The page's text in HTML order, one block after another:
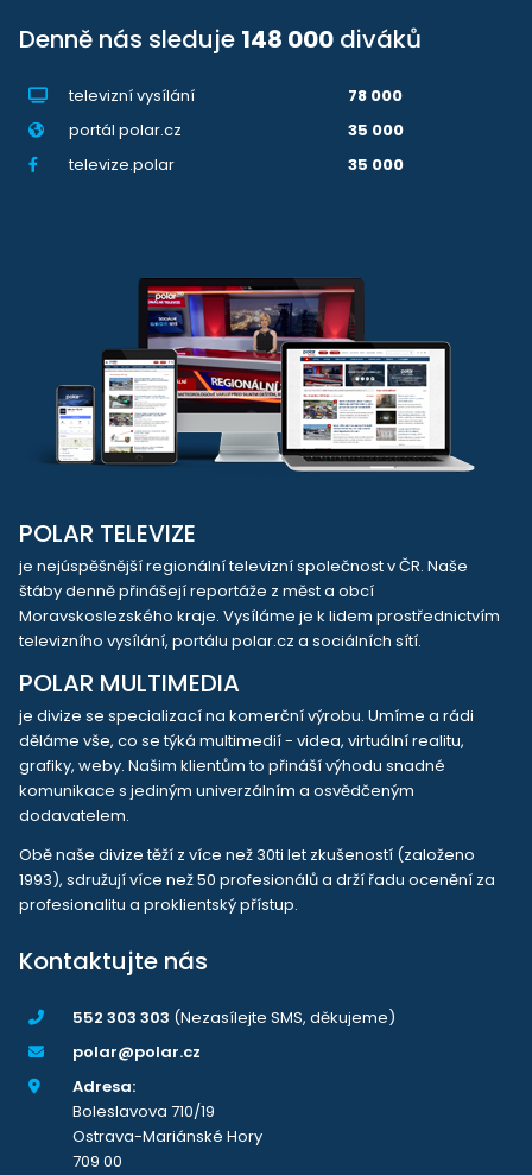
Denně nás sleduje 148 000 diváků
televizní vysílání
78 000
portál polar.cz
35 000
televize.polar
35 000
POLAR TELEVIZE
je nejúspěšnější regionální televizní společnost v ČR. Naše
štáby denně přinášejí reportáže z měst a obcí
Moravskoslezského kraje. Vysíláme je k lidem prostřednictvím
televizního vysílání, portálu polar.cz a sociálních sítí.
POLAR MULTIMEDIA
je divize se specializací na komerční výrobu. Umíme a rádi
děláme vše, co se týká multimedií - videa, virtuální realitu,
grafiky, weby. Našim klientům to přináší výhodu snadné
komunikace s jediným univerzálním a osvědčeným
dodavatelem.
Obě naše divize těží z více než 30ti let zkušeností (založeno
1993), sdružují více než 50 profesionálů a drží řadu ocenění za
profesionalitu a proklientský přístup.
Kontaktujte nás
552 303 303 (Nezasílejte SMS, děkujeme)
polar@polar.cz
Adresa:
Boleslavova 710/19
Ostrava-Mariánské Hory
709 00